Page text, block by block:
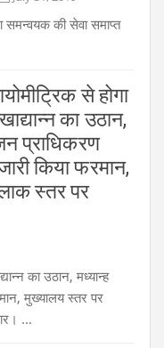
समन्वयक की सेवा समाप्त
से होगा
का उठान,
प्राधिकरण
किया फरमान,
स्तर पर
का उठान, मध्यान्ह
मुख्यालय स्तर पर
...